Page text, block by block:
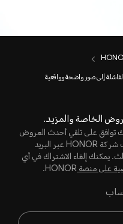
إلى صور واضحة وواقعية
الخاصة والمزيد.
توافق على تلقي أحدث العروض
والمعلومات حول منتجات وأحداث وخدمات شركة HONOR عبر البريد
يمكنك إلغاء الاشتراك في أي
على منصةHONOR.